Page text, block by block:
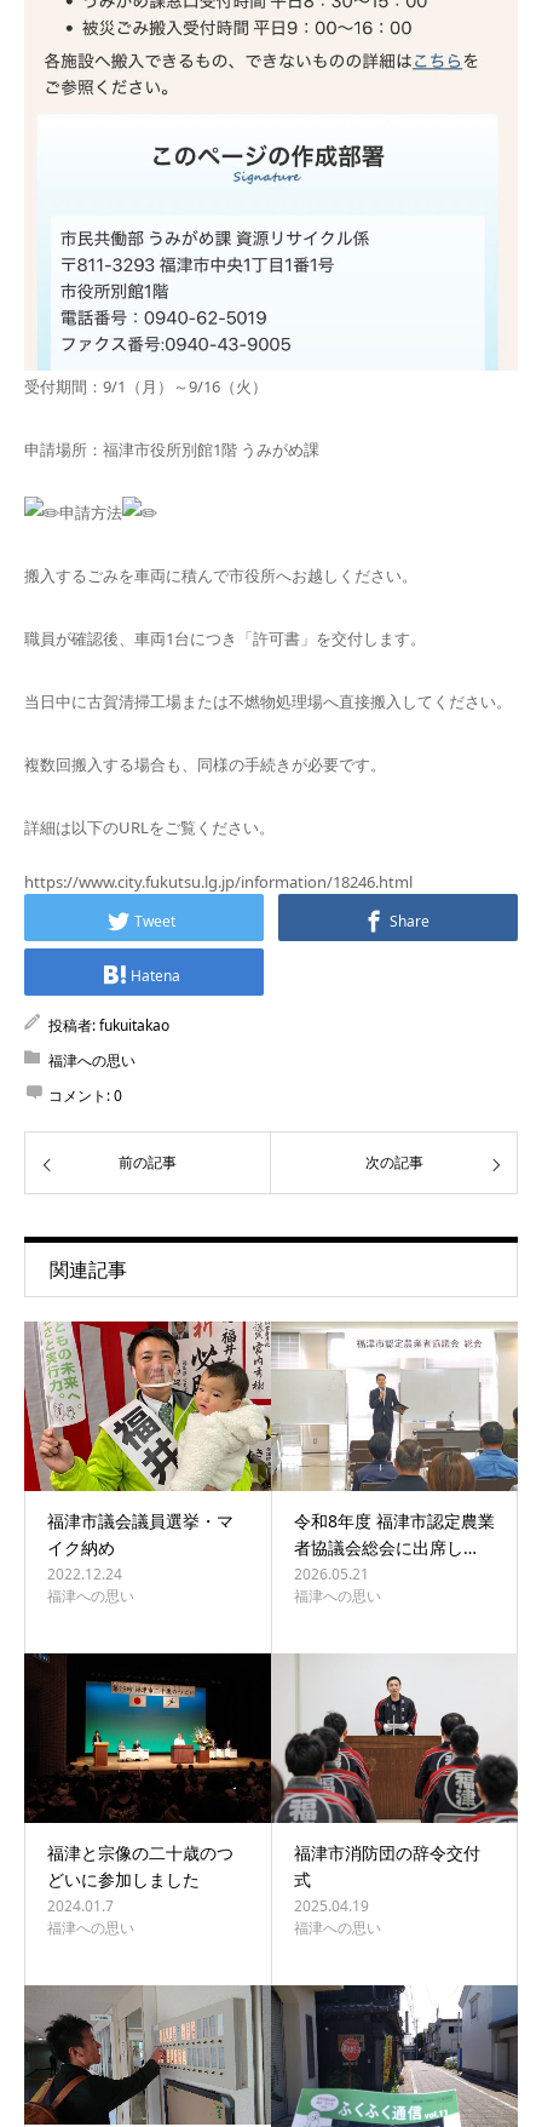
受付期間：9/1（月）～9/16（火）
申請場所：福津市役所別館1階 うみがめ課
申請方法
搬入するごみを車両に積んで市役所へお越しください。
職員が確認後、車両1台につき「許可書」を交付します。
当日中に古賀清掃工場または不燃物処理場へ直接搬入してください。
複数回搬入する場合も、同様の手続きが必要です。
詳細は以下のURLをご覧ください。
https://www.city.fukutsu.lg.jp/information/18246.html
Tweet Share
Hatena
投稿者:fukuitakao
福津への思い
コメント:0
前の記事 次の記事
関連記事
福津市議会議員選挙・マ
イク納め
2022.12.24
福津への思い
令和8年度 福津市認定農業
者協議会総会に出席し…
2026.05.21
福津への思い
福津と宗像の二十歳のつ
どいに参加しました
2024.01.7
福津への思い
福津市消防団の辞令交付
式
2025.04.19
福津への思い